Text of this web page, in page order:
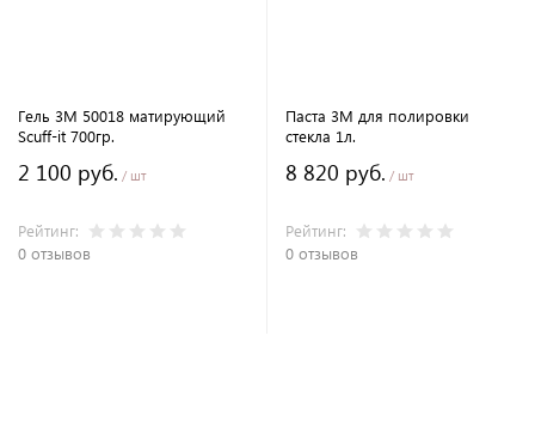
Гель 3M 50018 матирующий
Scuff-it 700гр.
2 100 руб. / шт
Рейтинг:
0 отзывов
Паста 3M для полировки
стекла 1л.
8 820 руб. / шт
Рейтинг:
0 отзывов